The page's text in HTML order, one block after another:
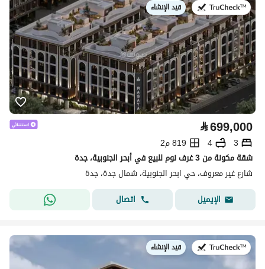
في:قيد الإنشاء
⃁699,000
3
4
819 م2
شقة مكونة من 3 غرف نوم للبيع في أبحر الجنوبية، جدة
شارع غير معروف، حي ابحر الجنوبية، شمال جدة، جدة
الإيميل
اتصال
في:قيد الإنشاء